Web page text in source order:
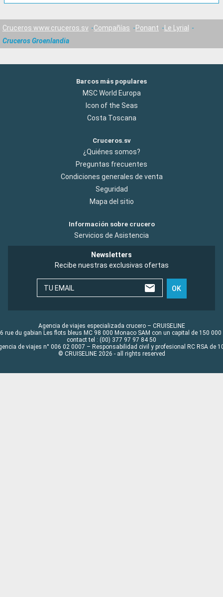
Cruceros www.cruceros.sv Compañías Ponant
Le Lyrial
Cruceros Groenlandia
Barcos más populares
MSC World Europa
Icon of the Seas
Costa Toscana
Cruceros.sv
¿Quiénes somos?
Preguntas frecuentes
Condiciones generales de venta
Seguridad
Mapa del sitio
Información sobre crucero
Servicios de Asistencia
Newsletters
Recibe nuestras exclusivas ofertas
TU EMAIL OK
Agencia de viajes especializada crucero – CRUISELINE
rue du gabian Les flots bleus MC 98 000 Monaco SAM con un capital de 150 000
contact tel : (00) 377 97 97 84 50
de viajes n° 006 02 0007 – Responsabilidad civil y profesional RC RSA de
© CRUISELINE 2026 - all rights reserved